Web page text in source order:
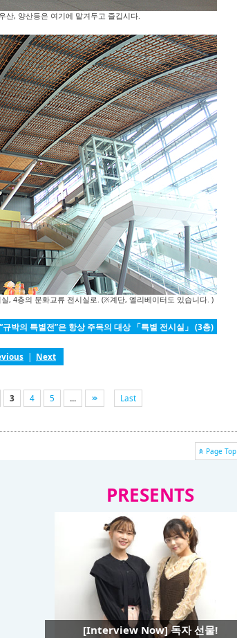
산, 양산등은 여기에 맡겨두고 즐깁시다.
, 4층의 문화교류 전시실로. (※계단, 엘리베이터도 있습니다. )
의 특별전”은 항상 주목의 대상 「특별 전시실」 (3층)
| Next
3 4 5 ... Last
Page Top
PRESENTS
[Interview Now] 독자 선물!